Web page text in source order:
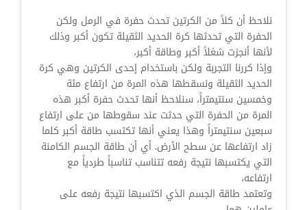
نلاحظ أن كلاً من الكرتين تحدث حفرة في الرمل ولكن
الحفرة التي تحدثها كرة الحديد الثقيلة تكون أكبر وذلك
لأنها أنجزت شغلاً أكبر وطاقة أكبر،
وإذا كررنا التجربة ولكن باستخدام إحدى الكرتين وهي كرة
الحديد الثقيلة ونسقطها هذه المرة من ارتفاع مئة
وخمسين سنتيمتراً، سنلاحظ أنها تحدث حفرة أكبر هذه
المرة من الحفرة التي حدثت عند سقوطها من على ارتفاع
سبعين سنتيمتراً وهذا يعني أنها تكتسب طاقة أكبر كلما
زاد ارتفاعها عن سطح الأرض. أي أن طاقة الجسم الكامنة
التي يكتسبها نتيجة رفعه تتناسب تناسباً طردياً مع
ارتفاعه،
وتعتمد طاقة الجسم الذي اكتسبها نتيجة رفعه على